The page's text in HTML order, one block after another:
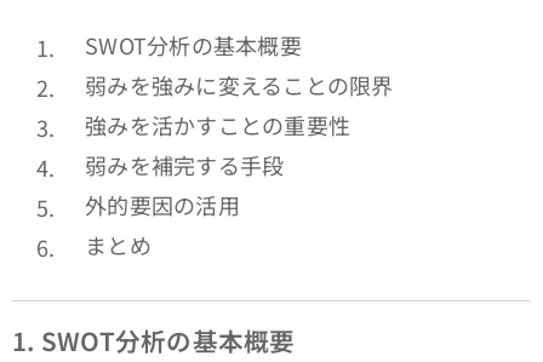
SWOT分析の基本概要
弱みを強みに変えることの限界
強みを活かすことの重要性
弱みを補完する手段
外的要因の活用
まとめ
1. SWOT分析の基本概要